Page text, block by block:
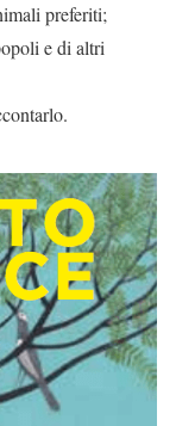
preferiti;
e di altri